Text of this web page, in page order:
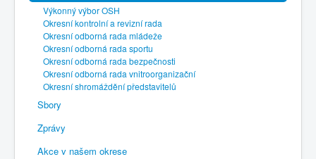
? Připravený občan
✍️ Přihlášky
? Směrnice
? Soutěže 2026
Výkonný výbor OSH
Okresní kontrolní a revizní rada
Okresní odborná rada mládeže
Okresní odborná rada sportu
Okresní odborná rada bezpečnosti
Okresní odborná rada vnitroorganizační
Okresní shromáždění představitelů
Sbory
Zprávy
Akce v našem okrese